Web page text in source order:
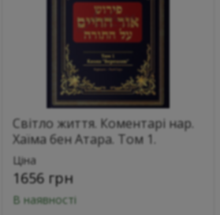
Світло життя. Коментарі нар.
Хаїма бен Атара. Том 1.
Ціна
1656 грн
В наявності